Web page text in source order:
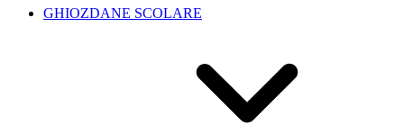
GHIOZDANE SCOLARE